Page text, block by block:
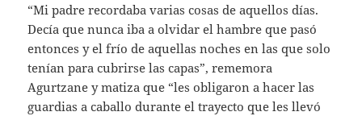
“Mi padre recordaba varias cosas de aquellos días.
Decía que nunca iba a olvidar el hambre que pasó
entonces y el frío de aquellas noches en las que solo
tenían para cubrirse las capas”, rememora
Agurtzane y matiza que “les obligaron a hacer las
guardias a caballo durante el trayecto que les llevó